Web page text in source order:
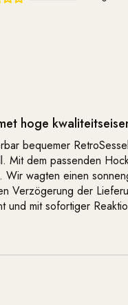
hoge
bequemer
Mit dem passenden
wagten einen
Verzögerung der
und mit sofortiger